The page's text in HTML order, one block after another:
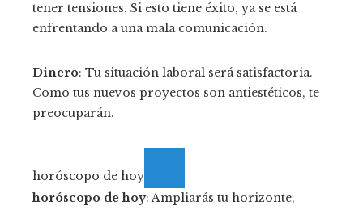
tener tensiones. Si esto tiene éxito, ya se está
enfrentando a una mala comunicación.
Dinero: Tu situación laboral será satisfactoria.
Como tus nuevos proyectos son antiestéticos, te
preocuparán.
horóscopo de hoy
horóscopo de hoy: Ampliarás tu horizonte,